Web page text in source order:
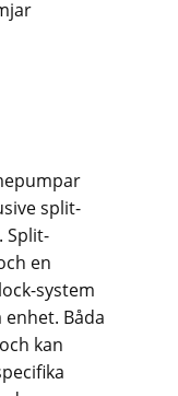
split-
Split-
en
system
Båda
kan